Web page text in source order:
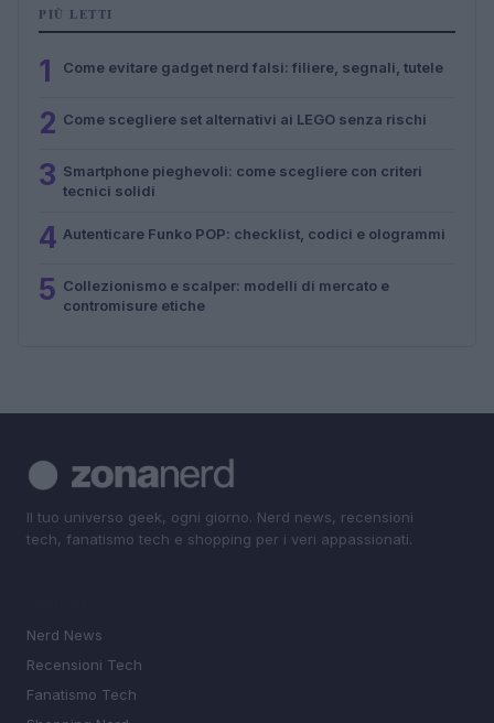
PIÙ LETTI
1 Come evitare gadget nerd falsi: filiere, segnali, tutele
2 Come scegliere set alternativi ai LEGO senza rischi
3 Smartphone pieghevoli: come scegliere con criteri
tecnici solidi
4 Autenticare Funko POP: checklist, codici e ologrammi
5 Collezionismo e scalper: modelli di mercato e
contromisure etiche
Il tuo universo geek, ogni giorno. Nerd news, recensioni
tech, fanatismo tech e shopping per i veri appassionati.
Nerd News
Recensioni Tech
Fanatismo Tech